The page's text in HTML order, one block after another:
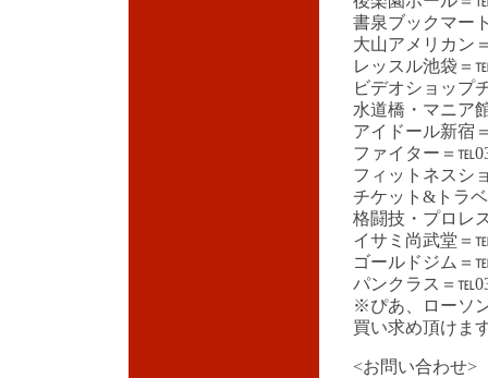
書泉ブックマー
大山アメリカン
レッスル池袋＝
ビデオショップ
水道橋・マニア
アイドール新宿
ファイター＝
フィットネスシ
チケット&トラ
格闘技・プロレ
イサミ尚武堂＝
ゴールドジム＝
パンクラス＝
※ぴあ、ローソ
買い求め頂けま
<お問い合わせ>